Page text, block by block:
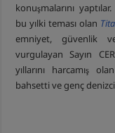
konuşmalarını
bu yılki teması olan
emniyet, güvenlik
vurgulayan Sayın
yıllarını harcamış
bahsetti ve genç